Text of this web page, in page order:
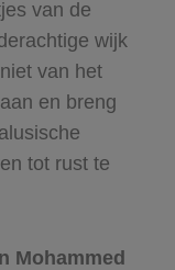
van de
wijk
van het
en breng
tot rust te
Mohammed